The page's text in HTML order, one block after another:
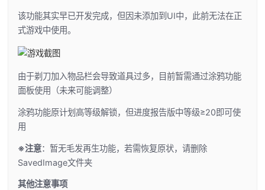
该功能其实早已开发完成，但因未添加到UI中，此前无法在正
式游戏中使用。
由于剃刀加入物品栏会导致道具过多，目前暂需通过涂鸦功能
面板使用（未来可能调整）
涂鸦功能原计划高等级解锁，但进度报告版中等级≥20即可使
用
※注意：暂无毛发再生功能，若需恢复原状，请删除
SavedImage文件夹
其他注意事项